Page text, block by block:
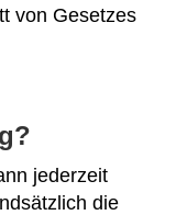
von Gesetzes
jederzeit
die